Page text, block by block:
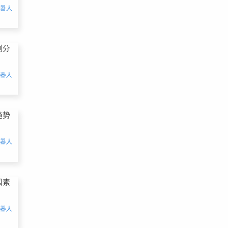
人
分
人
势
人
素
人